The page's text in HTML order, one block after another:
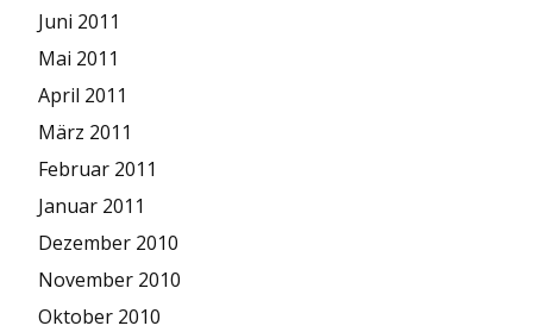
Juni 2011
Mai 2011
April 2011
März 2011
Februar 2011
Januar 2011
Dezember 2010
November 2010
Oktober 2010